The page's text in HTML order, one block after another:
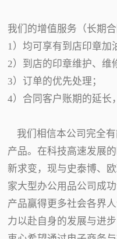
我们的增值服务（长期合
1）均可享有到店印章加
2）到店的印章维护、维
3）订单的优先处理；
4）合同客户账期的延长
我们相信本公司完全
产品。在科技高速发展
新求变，现与史泰博、
家大型办公用品公司成
产品赢得更多社会各界
力以赴自身的发展与进